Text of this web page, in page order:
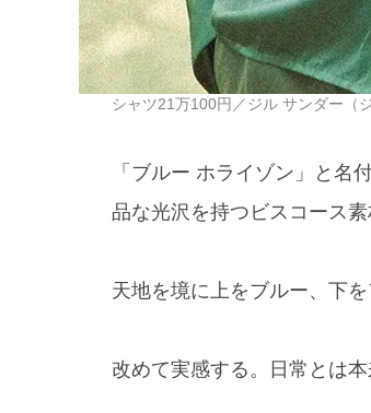
シャツ21万100円／ジル サンダー（
「ブルー ホライゾン」と名
品な光沢を持つビスコース素
天地を境に上をブルー、下
改めて実感する。日常とは本